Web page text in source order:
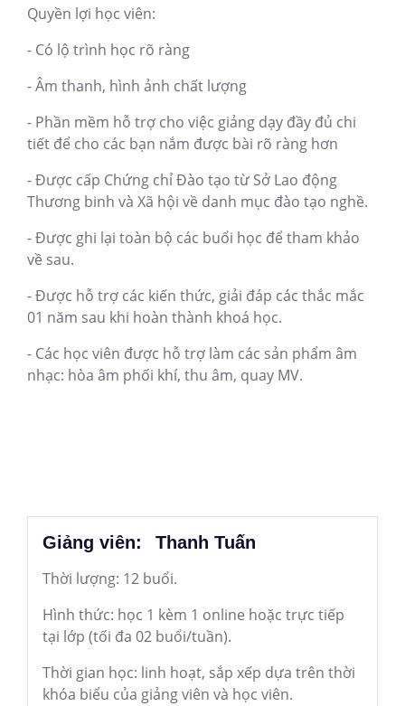
Quyền lợi học viên:
- Có lộ trình học rõ ràng
- Âm thanh, hình ảnh chất lượng
- Phần mềm hỗ trợ cho việc giảng dạy đầy đủ chi
tiết để cho các bạn nắm được bài rõ ràng hơn
- Được cấp Chứng chỉ Đào tạo từ Sở Lao động
Thương binh và Xã hội về danh mục đào tạo nghề.
- Được ghi lại toàn bộ các buổi học để tham khảo
về sau.
- Được hỗ trợ các kiến thức, giải đáp các thắc mắc
01 năm sau khi hoàn thành khoá học.
- Các học viên được hỗ trợ làm các sản phẩm âm
nhạc: hòa âm phối khí, thu âm, quay MV.
Giảng viên:
Thanh Tuấn
Thời lượng: 12 buổi.
Hình thức: học 1 kèm 1 online hoặc trực tiếp
tại lớp (tối đa 02 buổi/tuần).
Thời gian học: linh hoạt, sắp xếp dựa trên thời
khóa biểu của giảng viên và học viên.